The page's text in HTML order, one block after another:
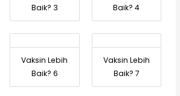
Baik? 3
Baik? 4
Vaksin Lebih
Baik? 6
Vaksin Lebih
Baik? 7